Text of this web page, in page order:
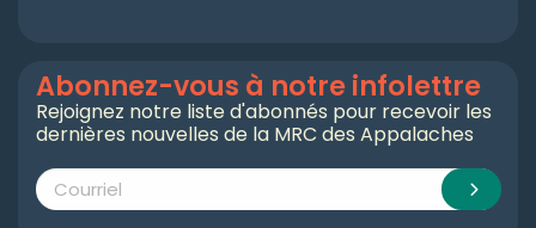
Abonnez-vous à notre infolettre
Rejoignez notre liste d'abonnés pour recevoir les
dernières nouvelles de la MRC des Appalaches